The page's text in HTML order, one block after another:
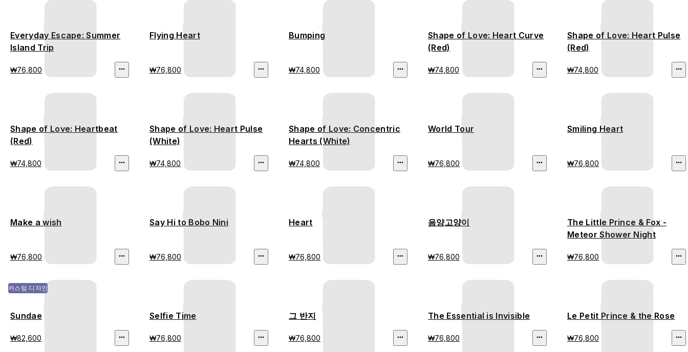
Everyday Escape: Summer
Island Trip
₩76,800
Flying Heart
₩76,800
Bumping
₩74,800
Shape of Love: Heart Curve
(Red)
₩74,800
Shape of Love: Heart Pulse
(Red)
₩74,800
Shape of Love: Heartbeat
(Red)
₩74,800
Shape of Love: Heart Pulse
(White)
₩74,800
Shape of Love: Concentric
Hearts (White)
₩74,800
World Tour
₩76,800
Smiling Heart
₩76,800
Make a wish
₩76,800
Say Hi to Bobo Nini
₩76,800
Heart
₩76,800
음양고양이
₩76,800
The Little Prince & Fox -
Meteor Shower Night
₩76,800
커스텀 디자인
Sundae
₩82,600
Selfie Time
₩76,800
그 반지
₩76,800
The Essential is Invisible
₩76,800
Le Petit Prince & the Rose
₩76,800